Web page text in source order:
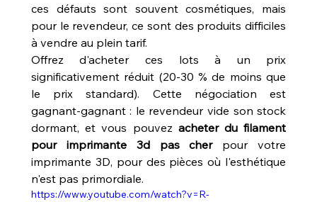
ces défauts sont souvent cosmétiques, mais
pour le revendeur, ce sont des produits difficiles
à vendre au plein tarif.
Offrez d'acheter ces lots à un prix
significativement réduit (20-30 % de moins que
le prix standard). Cette négociation est
gagnant-gagnant : le revendeur vide son stock
dormant, et vous pouvez acheter du filament
pour imprimante 3d pas cher pour votre
imprimante 3D, pour des pièces où l'esthétique
n'est pas primordiale.
https://www.youtube.com/watch?v=R-